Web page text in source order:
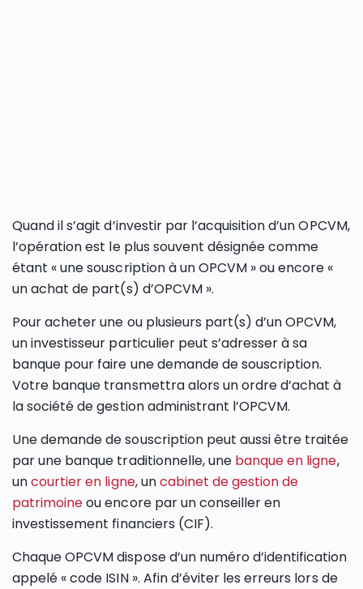
Quand il s’agit d’investir par l’acquisition d’un OPCVM,
l’opération est le plus souvent désignée comme
étant « une souscription à un OPCVM » ou encore «
un achat de part(s) d’OPCVM ».
Pour acheter une ou plusieurs part(s) d’un OPCVM,
un investisseur particulier peut s’adresser à sa
banque pour faire une demande de souscription.
Votre banque transmettra alors un ordre d’achat à
la société de gestion administrant l’OPCVM.
Une demande de souscription peut aussi être traitée
par une banque traditionnelle, une banque en ligne,
uncourtier en ligne, uncabinet de gestion de
patrimoineou encore par un conseiller en
investissement financiers (CIF).
Chaque OPCVM dispose d’un numéro d’identification
appelé « code ISIN ». Afin d’éviter les erreurs lors de